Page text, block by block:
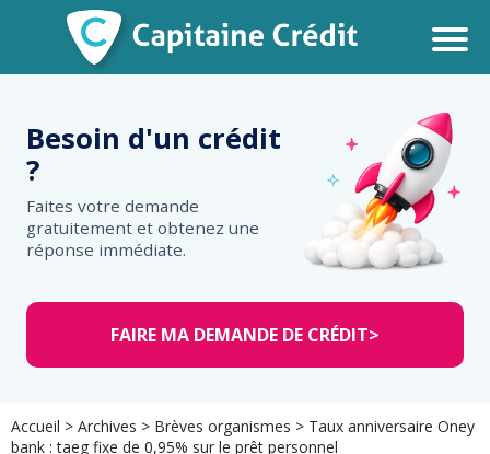
Besoin d'un crédit
?
Faites votre demande
gratuitement et obtenez une
réponse immédiate.
FAIRE MA DEMANDE DE CRÉDIT>
Accueil > Archives > Brèves organismes > Taux anniversaire Oney
bank : taeg fixe de 0,95% sur le prêt personnel